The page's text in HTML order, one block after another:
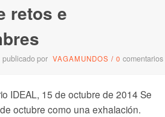
retos e
publicado por VAGAMUNDOS / 0 comentarios
IDEAL, 15 de octubre de 2014 Se
octubre como una exhalación.